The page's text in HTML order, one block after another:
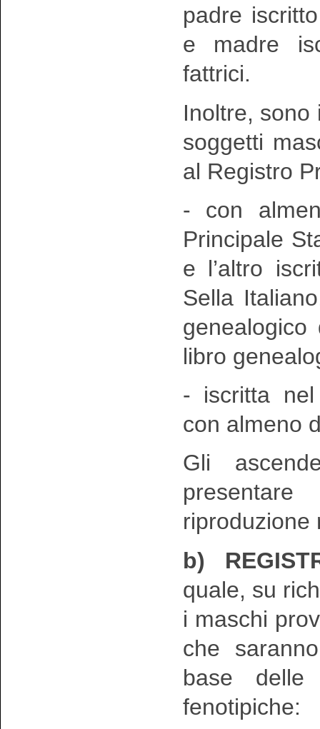
padre
e madre
fattrici.
Inoltre, sono
soggetti
al Registro
- con
Principale
e l’altro
Sella
libro
- iscritta nel
con almeno
Gli
riproduzione
b)
quale, su
i maschi
che
base delle
fenotipiche: